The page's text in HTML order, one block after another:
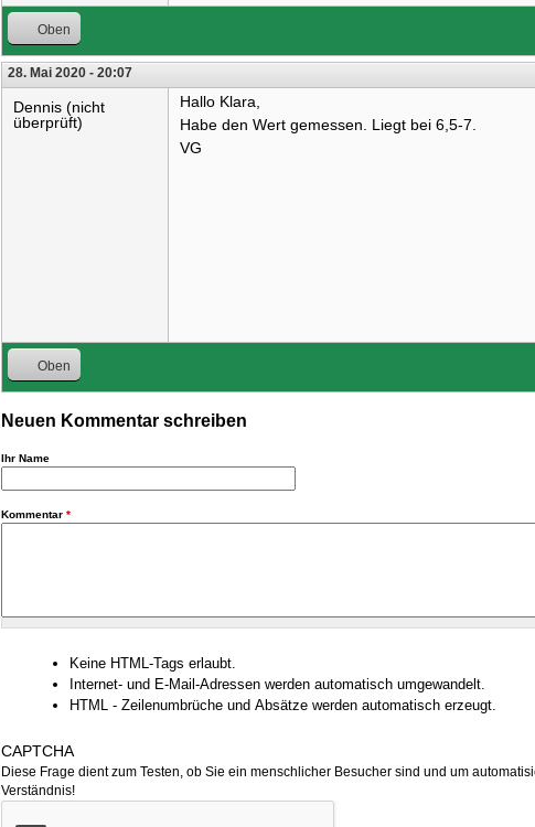
Oben
28. Mai 2020 - 20:07
Dennis (nicht
überprüft)
Hallo Klara,
Habe den Wert gemessen. Liegt bei 6,5-7.
VG
Oben
Neuen Kommentar schreiben
Ihr Name
Kommentar *
Keine HTML-Tags erlaubt.
Internet- und E-Mail-Adressen werden automatisch umgewandelt.
HTML - Zeilenumbrüche und Absätze werden automatisch erzeugt.
CAPTCHA
Diese Frage dient zum Testen, ob Sie ein menschlicher Besucher sind und um
Verständnis!